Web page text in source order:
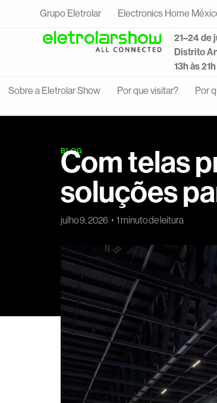
Grupo Eletrolar Electronics Home
21–24 de
Distrito
13h às 21h
Sobre a Eletrolar Show Por que visitar? Por
BLOG
Com telas
soluções
julho 9, 2026 1 minuto de leitura